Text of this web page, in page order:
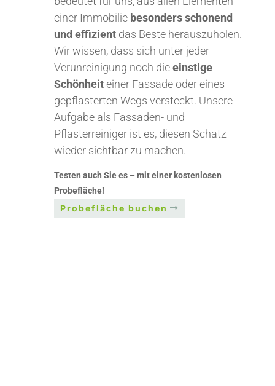
einer Immobilie besonders schonend
und effizientdas Beste herauszuholen.
Wir wissen, dass sich unter jeder
Verunreinigung noch dieeinstige
Schönheiteiner Fassade oder eines
gepflasterten Wegs versteckt. Unsere
Aufgabe als Fassaden- und
Pflasterreiniger ist es, diesen Schatz
wieder sichtbar zu machen.
Testen auch Sie es – mit einer kostenlosen
Probefläche!
Probefläche buchen